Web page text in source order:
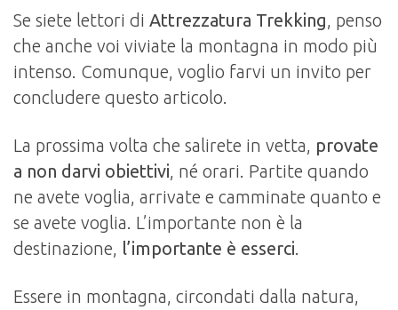
Se siete lettori di Attrezzatura Trekking, penso
che anche voi viviate la montagna in modo più
intenso. Comunque, voglio farvi un invito per
concludere questo articolo.
La prossima volta che salirete in vetta, provate
a non darvi obiettivi, né orari. Partite quando
ne avete voglia, arrivate e camminate quanto e
se avete voglia. L’importante non è la
destinazione, l’importante è esserci.
Essere in montagna, circondati dalla natura,